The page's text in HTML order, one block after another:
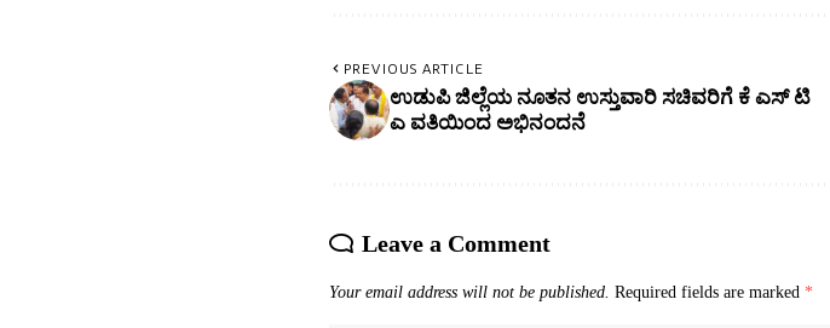
PREVIOUS ARTICLE
ಉಡುಪಿ ಜಿಲ್ಲೆಯ ನೂತನ ಉಸ್ತುವಾರಿ ಸಚಿವರಿಗೆ ಕೆ ಎಸ್ ಟಿ
ಎ ವತಿಯಿಂದ ಅಭಿನಂದನೆ
Leave a Comment
Your email address will not be published. Required fields are marked *